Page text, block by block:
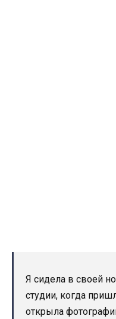
Я сидела в своей
студии, когда
открыла